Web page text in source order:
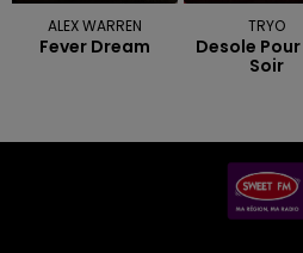
ALEX WARREN
Fever Dream
TRYO
Desole
Soir